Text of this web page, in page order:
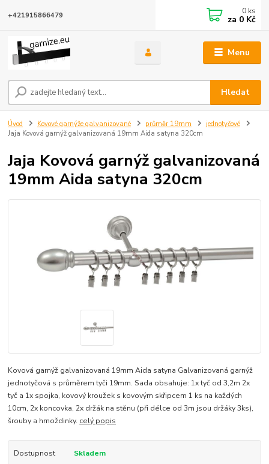
Menu
Hledat
+421915866479 0 ks
za 0 Kč
Úvod Kovové garnýže galvanizované průměr 19mm
jednotyčové
Jaja Kovová garnýž galvanizovaná 19mm Aida satyna 320cm
Jaja Kovová garnýž galvanizovaná
19mm Aida satyna 320cm
Kovová garnýž galvanizovaná 19mm Aida satyna Galvanizovaná garnýž
jednotyčová s průměrem tyči 19mm. Sada obsahuje: 1x tyč od 3,2m 2x
tyč a 1x spojka, kovový kroužek s kovovým skřipcem 1 ks na každých
10cm, 2x koncovka, 2x držák na stěnu (při délce od 3m jsou držáky 3ks),
šrouby a hmoždinky. celý popis
Dostupnost
Skladem